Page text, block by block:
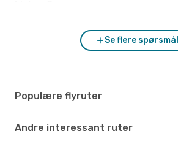
Se flere spørsmål
Populære flyruter
Andre interessant ruter